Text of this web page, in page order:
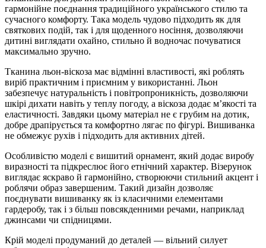
гармонійне поєднання традиційного українського стилю та
сучасного комфорту. Така модель чудово підходить як для
святкових подій, так і для щоденного носіння, дозволяючи
дитині виглядати охайно, стильно й водночас почуватися
максимально зручно.
Тканина льон-віскоза має відмінні властивості, які роблять
виріб практичним і приємним у використанні. Льон
забезпечує натуральність і повітропроникність, дозволяючи
шкірі дихати навіть у теплу погоду, а віскоза додає м’якості та
еластичності. Завдяки цьому матеріал не є грубим на дотик,
добре драпірується та комфортно лягає по фігурі. Вишиванка
не обмежує рухів і підходить для активних дітей.
Особливістю моделі є вишитий орнамент, який додає виробу
виразності та підкреслює його етнічний характер. Візерунок
виглядає яскраво й гармонійно, створюючи стильний акцент і
роблячи образ завершеним. Такий дизайн дозволяє
поєднувати вишиванку як із класичними елементами
гардеробу, так і з більш повсякденними речами, наприклад
джинсами чи спідницями.
Крій моделі продуманий до деталей — вільний силует